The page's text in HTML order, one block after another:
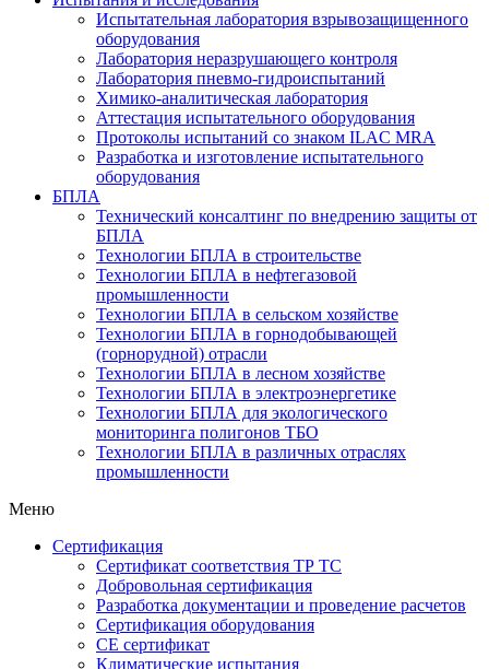
Испытательная лаборатория взрывозащищенного
оборудования
Лаборатория неразрушающего контроля
Лаборатория пневмо-гидроиспытаний
Химико-аналитическая лаборатория
Аттестация испытательного оборудования
Протоколы испытаний со знаком ILAC MRA
Разработка и изготовление испытательного
оборудования
БПЛА
Технический консалтинг по внедрению защиты от
БПЛА
Технологии БПЛА в строительстве
Технологии БПЛА в нефтегазовой
промышленности
Технологии БПЛА в сельском хозяйстве
Технологии БПЛА в горнодобывающей
(горнорудной) отрасли
Технологии БПЛА в лесном хозяйстве
Технологии БПЛА в электроэнергетике
Технологии БПЛА для экологического
мониторинга полигонов ТБО
Технологии БПЛА в различных отраслях
промышленности
Меню
Сертификация
Cертификат соответствия ТР ТС
Добровольная сертификация
Разработка документации и проведение расчетов
Сертификация оборудования
CE cертификат
Климатические испытания